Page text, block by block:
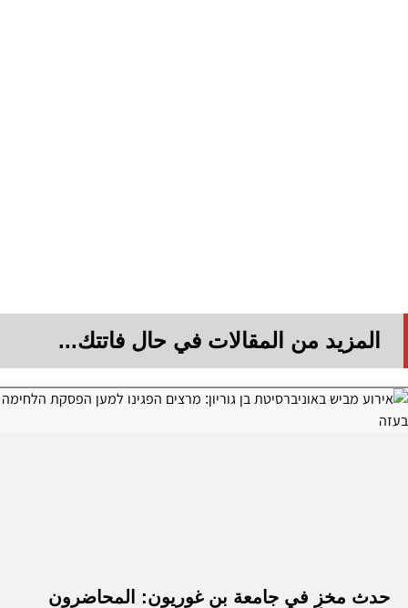
المزيد من المقالات في حال فاتتك...
حدث مخزٍ في جامعة بن غوريون: المحاضرون